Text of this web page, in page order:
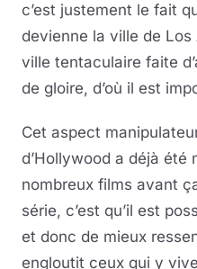
c’est justement le fait
devienne la ville de
ville tentaculaire faite
de gloire, d’où il est
Cet aspect
d’Hollywood a déjà été
nombreux films avant
série, c’est qu’il est
et donc de mieux
engloutit ceux qui y